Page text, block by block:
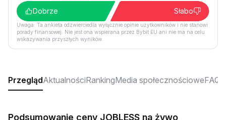
Dobrze
Słabo
Uwaga: Ta ankieta odzwierciedla wyłącznie opinie użytkowników i nie stanowi
porady finansowej. Nie jest ona wspierana przez Bybit EU ani nie ma na celu
wskazywania przyszłych wyników.
PrzeglądAktualnościRankingMedia społecznościoweFAQ
Podsumowanie ceny JOBLESS na żywo